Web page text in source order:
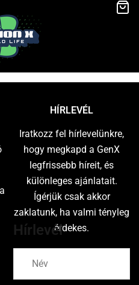
HÍRLEVÉL
Iratkozz fel hírlevelünkre,
hogy megkapd a GenX
legfrissebb híreit, és
különleges ajánlatait.
Ígérjük csak akkor
zaklatunk, ha valmi tényleg
érdekes.
Hírlevél